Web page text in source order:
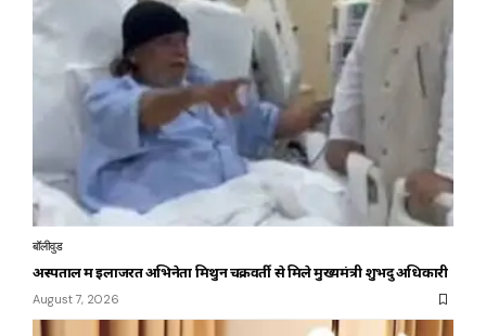
बॉलीवुड
अस्पताल में इलाजरत अभिनेता मिथुन चक्रवर्ती से मिले मुख्यमंत्री शुभेंदु अधिकारी
August 7, 2026